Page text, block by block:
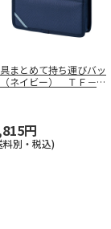
まとめて持ち運びバッ
ネイビー） ＴＦ－０
円
料別・税込)